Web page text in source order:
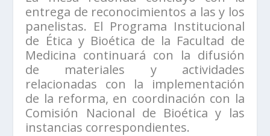
entrega de reconocimientos a las y los
panelistas. El Programa Institucional
de Ética y Bioética de la Facultad de
Medicina continuará con la difusión
de materiales y actividades
relacionadas con la implementación
de la reforma, en coordinación con la
Comisión Nacional de Bioética y las
instancias correspondientes.